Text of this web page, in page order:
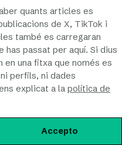
ha estudiat
a la Universitat de
Actualment, treballa com
quants articles es
de X, TikTok i
també es carregaran
has passat per aquí. Si dius
en una fitxa que només es
perfils, ni dades
explicat a la política de
Accepto